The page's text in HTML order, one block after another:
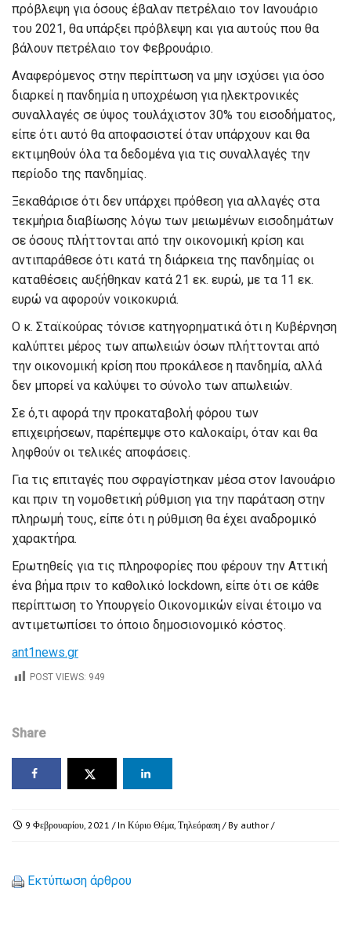
πρόβλεψη για όσους έβαλαν πετρέλαιο τον Ιανουάριο
του 2021, θα υπάρξει πρόβλεψη και για αυτούς που θα
βάλουν πετρέλαιο τον Φεβρουάριο.
Αναφερόμενος στην περίπτωση να μην ισχύσει για όσο
διαρκεί η πανδημία η υποχρέωση για ηλεκτρονικές
συναλλαγές σε ύψος τουλάχιστον 30% του εισοδήματος,
είπε ότι αυτό θα αποφασιστεί όταν υπάρχουν και θα
εκτιμηθούν όλα τα δεδομένα για τις συναλλαγές την
περίοδο της πανδημίας.
Ξεκαθάρισε ότι δεν υπάρχει πρόθεση για αλλαγές στα
τεκμήρια διαβίωσης λόγω των μειωμένων εισοδημάτων
σε όσους πλήττονται από την οικονομική κρίση και
αντιπαράθεσε ότι κατά τη διάρκεια της πανδημίας οι
καταθέσεις αυξήθηκαν κατά 21 εκ. ευρώ, με τα 11 εκ.
ευρώ να αφορούν νοικοκυριά.
Ο κ. Σταϊκούρας τόνισε κατηγορηματικά ότι η Κυβέρνηση
καλύπτει μέρος των απωλειών όσων πλήττονται από
την οικονομική κρίση που προκάλεσε η πανδημία, αλλά
δεν μπορεί να καλύψει το σύνολο των απωλειών.
Σε ό,τι αφορά την προκαταβολή φόρου των
επιχειρήσεων, παρέπεμψε στο καλοκαίρι, όταν και θα
ληφθούν οι τελικές αποφάσεις.
Για τις επιταγές που σφραγίστηκαν μέσα στον Ιανουάριο
και πριν τη νομοθετική ρύθμιση για την παράταση στην
πληρωμή τους, είπε ότι η ρύθμιση θα έχει αναδρομικό
χαρακτήρα.
Ερωτηθείς για τις πληροφορίες που φέρουν την Αττική
ένα βήμα πριν το καθολικό lockdown, είπε ότι σε κάθε
περίπτωση το Υπουργείο Οικονομικών είναι έτοιμο να
αντιμετωπίσει το όποιο δημοσιονομικό κόστος.
ant1news.gr
POST VIEWS: 949
Share
9 Φεβρουαρίου, 2021 / In Κύριο Θέμα Τηλεόραση / By author /
Εκτύπωση άρθρου